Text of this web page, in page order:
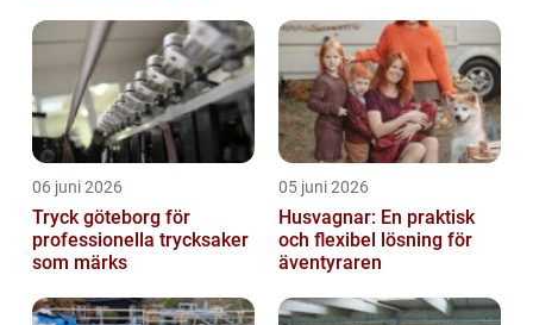
06 juni 2026
Tryck göteborg för
professionella trycksaker
som märks
05 juni 2026
Husvagnar: En praktisk
och flexibel lösning för
äventyraren